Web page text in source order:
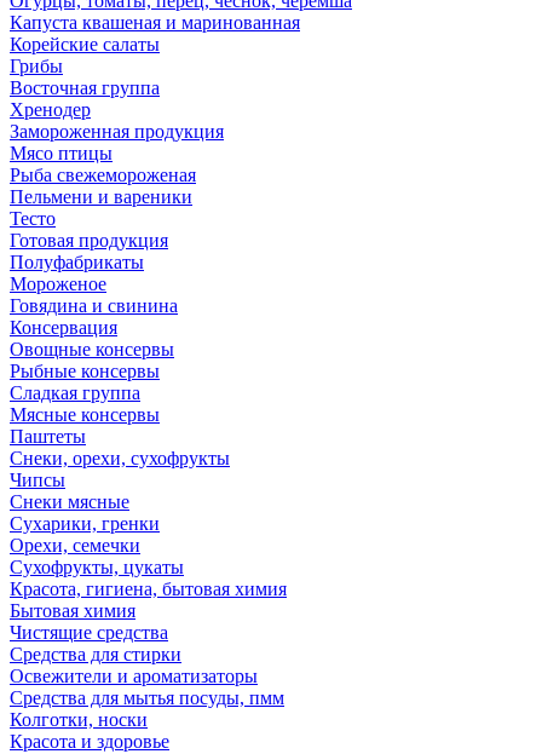
Капуста квашеная и маринованная
Корейские салаты
Грибы
Восточная группа
Хренодер
Замороженная продукция
Мясо птицы
Рыба свежемороженая
Пельмени и вареники
Тесто
Готовая продукция
Полуфабрикаты
Мороженое
Говядина и свинина
Консервация
Овощные консервы
Рыбные консервы
Сладкая группа
Мясные консервы
Паштеты
Снеки, орехи, сухофрукты
Чипсы
Снеки мясные
Сухарики, гренки
Орехи, семечки
Сухофрукты, цукаты
Красота, гигиена, бытовая химия
Бытовая химия
Чистящие средства
Средства для стирки
Освежители и ароматизаторы
Средства для мытья посуды, пмм
Колготки, носки
Красота и здоровье